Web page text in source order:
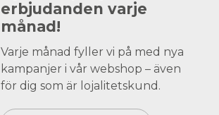
erbjudanden varje
månad!
Varje månad fyller vi på med nya
kampanjer i vår webshop – även
för dig som är lojalitetskund.